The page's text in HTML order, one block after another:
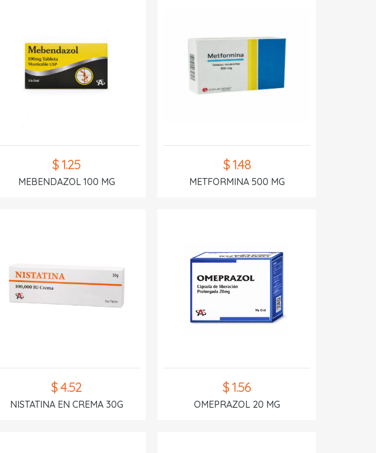
$ 1.25
MEBENDAZOL 100 MG
$ 1.48
METFORMINA 500 MG
$ 4.52
NISTATINA EN CREMA 30G
$ 1.56
OMEPRAZOL 20 MG